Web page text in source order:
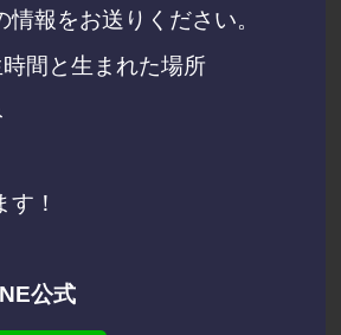
情報をお送りください。
間と生まれた場所
！
公式